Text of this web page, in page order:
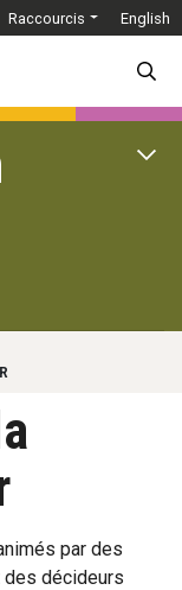
Raccourcis English
par des
décideurs